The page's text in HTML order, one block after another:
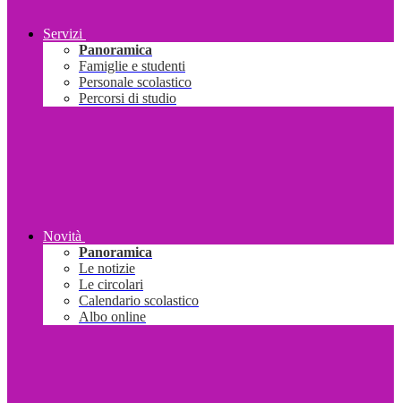
Servizi
Panoramica
Famiglie e studenti
Personale scolastico
Percorsi di studio
Novità
Panoramica
Le notizie
Le circolari
Calendario scolastico
Albo online